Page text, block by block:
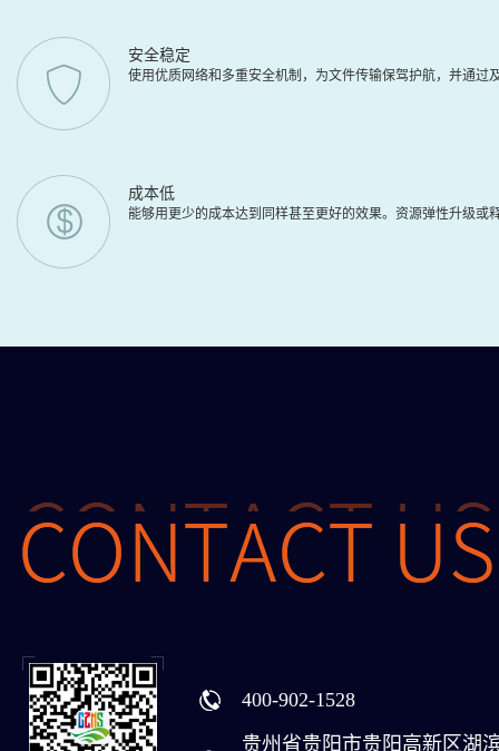
安全稳定
使用优质网络和多重安全机制，为文件传输保驾护航，并通
成本低
能够用更少的成本达到同样甚至更好的效果。资源弹性升级或
400-902-1528
贵州省贵阳市贵阳高新区湖